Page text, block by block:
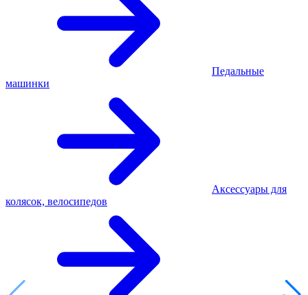
Педальные
машинки
Аксессуары для
колясок, велосипедов